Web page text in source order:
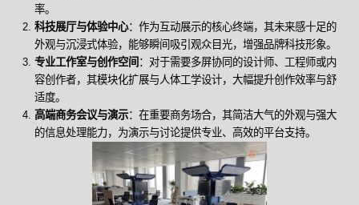
率。
科技展厅与体验中心：作为互动展示的核心终端，其未来感十足的
外观与沉浸式体验，能够瞬间吸引观众目光，增强品牌科技形象。
专业工作室与创作空间 ：对于需要多屏协同的设计师、工程师或内
容创作者，其模块化扩展与人体工学设计，大幅提升创作效率与舒
适度。
高端商务会议与演示：在重要商务场合，其简洁大气的外观与强大
的信息处理能力，为演示与讨论提供专业、高效的平台支持。